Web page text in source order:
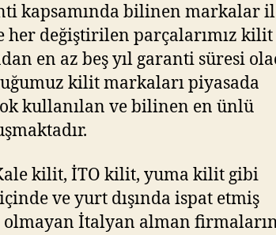
kapsamında bilinen markalar
her değiştirilen parçalarımız kilit
en az beş yıl garanti süresi
kilit markaları piyasada
kullanılan ve bilinen en ünlü
kilit, İTO kilit, yuma kilit gibi
ve yurt dışında ispat etmiş
İtalyan alman